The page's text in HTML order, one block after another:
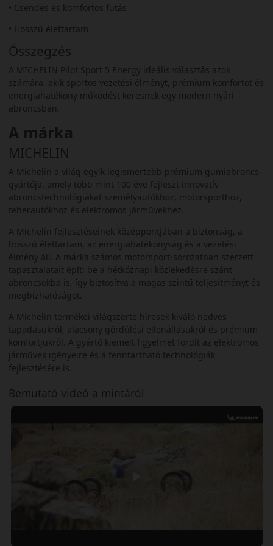
• Csendes és komfortos futás
• Hosszú élettartam
Összegzés
A MICHELIN Pilot Sport 5 Energy ideális választás azok
számára, akik sportos vezetési élményt, prémium komfortot és
energiahatékony működést keresnek egy modern nyári
abroncsban.
A márka
MICHELIN
A Michelin a világ egyik legismertebb prémium gumiabroncs-
gyártója, amely több mint 100 éve fejleszt innovatív
abroncstechnológiákat személyautókhoz, motorsporthoz,
teherautókhoz és elektromos járművekhez.
A Michelin fejlesztéseinek középpontjában a biztonság, a
hosszú élettartam, az energiahatékonyság és a vezetési
élmény áll. A márka számos motorsport-sorozatban szerzett
tapasztalatait építi be a hétköznapi közlekedésre szánt
abroncsokba is, így biztosítva a magas szintű teljesítményt és
megbízhatóságot.
A Michelin termékei világszerte híresek kiváló nedves
tapadásukról, alacsony gördülési ellenállásukról és prémium
komfortjukról. A gyártó kiemelt figyelmet fordít az elektromos
járművek igényeire és a fenntartható technológiák
fejlesztésére is.
Bemutató videó a mintáról